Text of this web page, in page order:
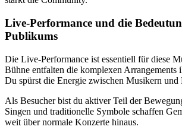
Live-Performance und die
Publikums
Die Live-Performance ist essentiell für diese
Bühne entfalten die komplexen Arrangements
Du spürst die Energie zwischen Musikern und
Als Besucher bist du aktiver Teil der
Singen und traditionelle Symbole schaffen
weit über normale Konzerte hinaus.